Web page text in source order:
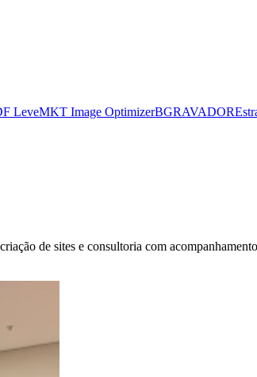
LeveMKT Image OptimizerBGRAVADOR
de sites e consultoria com